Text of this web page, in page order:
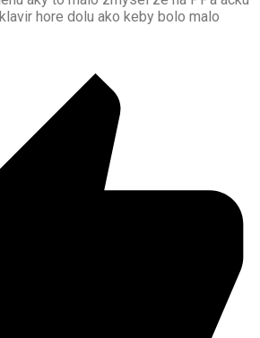
hore dolu ako keby bolo malo